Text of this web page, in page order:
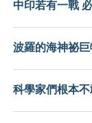
中印若有一戰
波羅的海神祕
科學家們根本